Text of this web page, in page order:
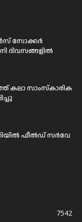
സോക്കർ
ദിവസങ്ങളിൽ
കലാ സാംസ്കാരിക
ഫീല്‍ഡ് സര്‍വേ
7542